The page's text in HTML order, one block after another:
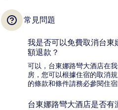
常見問題
我是否可以免費取消台東
額退款？
可以，台東娜路彎大酒店在
房，您可以根據住宿的取消
的條款和條件請務必參閱住宿
台東娜路彎大酒店是否有